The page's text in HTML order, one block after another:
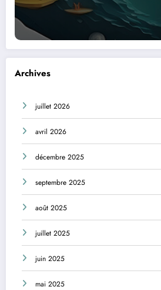
Archives
juillet 2026
avril 2026
décembre 2025
septembre 2025
août 2025
juillet 2025
juin 2025
mai 2025